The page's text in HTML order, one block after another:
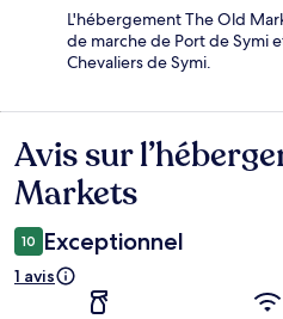
L'hébergement The Old
de marche de Port de Symi
Chevaliers de Symi.
Avis
Avis sur
Markets
10 Exceptionnel
1 avis